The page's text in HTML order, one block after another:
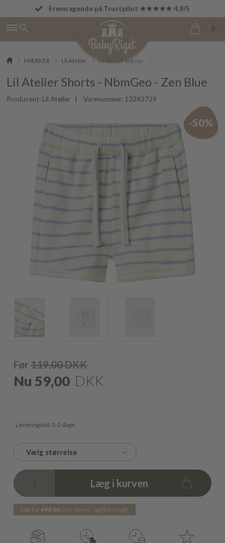
Fremragende på Trustpilot ★★★★★ 4,9/5
Betal først den 1. i næste måned
0
MÆRKER Lil Atelier Lil Atelier bukser
Lil Atelier Shorts - NbmGeo - Zen Blue
Producent: Lil Atelier| Varenummer: 13243729
-50%
Før119,00DKK
Nu 59,00 DKK
Leveringstid: 1-2 dage
Vælg størrelse
Læg i kurven
Køb for499,00 DKK mere - og få fri fragt!